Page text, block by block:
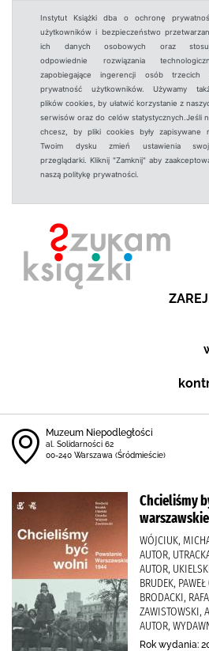
Instytut Książki dba o ochronę
użytkowników i bezpieczeństwo
ich danych osobowych oraz
odpowiednie rozwiązania
zapobiegające ingerencji osób trzecich
prywatność użytkowników. Używamy
plików cookies, by ułatwić korzystanie z
serwisów oraz do celów statystycznych.Jeśli
chcesz, by pliki cookies były zapisywane
Twoim dysku zmień ustawienia
przeglądarki. Kliknij "Zamknij" aby
naszą politykę prywatności.
Muzeum Niepodległości
al. Solidarności 62
00-240 Warszawa (Śródmieście)
Chcieliśmy
WÓJCIUK,
AUTOR,
AUTOR,
BRUDEK,
BRODACKI,
ZAWISTOWSKI,
AUTOR,
Rok wydania: